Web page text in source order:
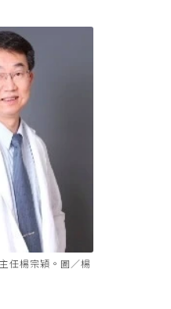
任楊宗穎。圖／楊